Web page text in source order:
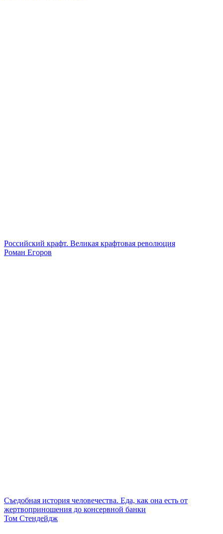
Российский крафт. Великая крафтовая революция
Роман Егоров
Съедобная история человечества. Еда, как она есть от
жертвоприношения до консервной банки
Том Стендейдж